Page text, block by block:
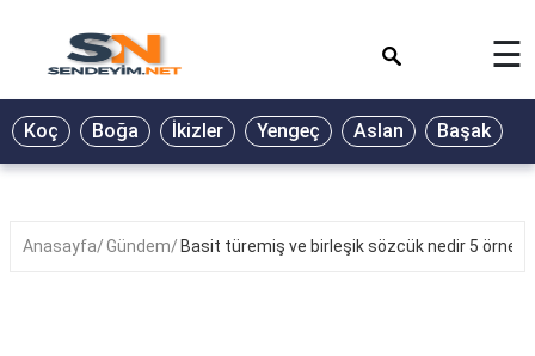
BİYOGRAFİ
GALERİ
☰
Koç Boğa İkizler Yengeç Aslan Başak
Anasayfa Gündem Basit türemiş ve birleşik sözcük nedir 5 örnek?